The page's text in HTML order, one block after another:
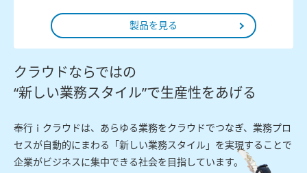
製品を見る
クラウドならではの
“新しい業務スタイル”で生産性をあげる
奉行ｉクラウドは、あらゆる業務をクラウドでつなぎ、業務プロ
セスが自動的にまわる「新しい業務スタイル」を実現することで
企業がビジネスに集中できる社会を目指しています。